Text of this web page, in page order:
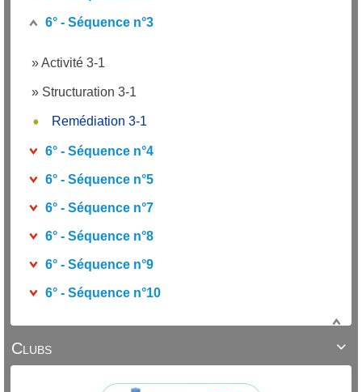
6° - Séquence n°3
»Activité 3-1
» Structuration 3-1
Remédiation 3-1
6° - Séquence n°4
6° - Séquence n°5
6° - Séquence n°7
6° - Séquence n°8
6° - Séquence n°9
6° - Séquence n°10

Clubs